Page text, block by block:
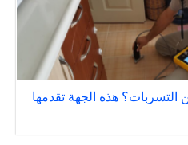
التسربات؟ هذه الجهة تقدمها